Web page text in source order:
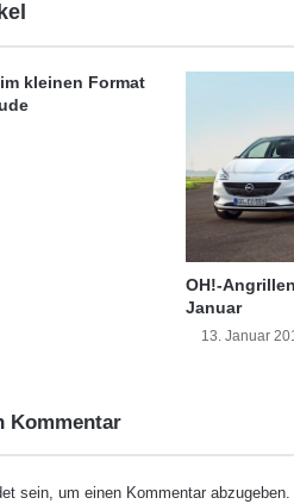
kleinen Format
OH!-
Januar
13. Januar
Kommentar
sein, um einen Kommentar abzugeben.